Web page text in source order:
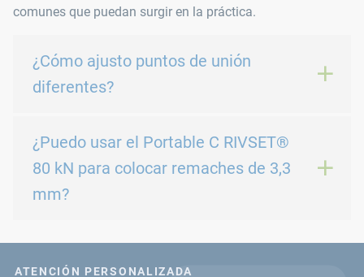
comunes que puedan surgir en la práctica.
¿Cómo ajusto puntos de unión
diferentes?
¿Puedo usar el Portable C RIVSET®
80 kN para colocar remaches de 3,3
mm?
ATENCIÓN PERSONALIZADA